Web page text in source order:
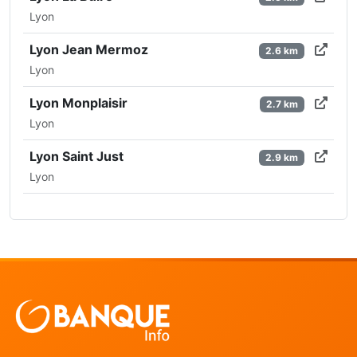
Lyon
Lyon Jean Mermoz
Lyon
2.6 km
Lyon Monplaisir
Lyon
2.7 km
Lyon Saint Just
Lyon
2.9 km